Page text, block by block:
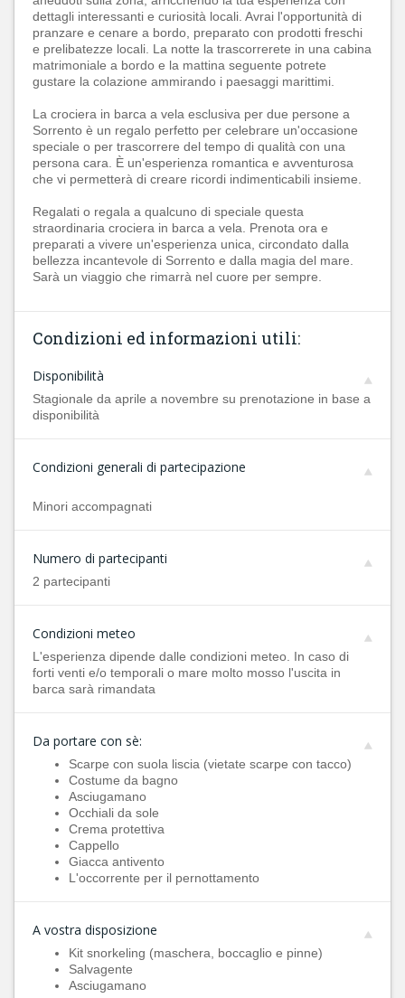
dettagli interessanti e curiosità locali. Avrai l'opportunità di
pranzare e cenare a bordo, preparato con prodotti freschi
e prelibatezze locali. La notte la trascorrerete in una cabina
matrimoniale a bordo e la mattina seguente potrete
gustare la colazione ammirando i paesaggi marittimi.
La crociera in barca a vela esclusiva per due persone a
Sorrento è un regalo perfetto per celebrare un'occasione
speciale o per trascorrere del tempo di qualità con una
persona cara. È un'esperienza romantica e avventurosa
che vi permetterà di creare ricordi indimenticabili insieme.
Regalati o regala a qualcuno di speciale questa
straordinaria crociera in barca a vela. Prenota ora e
preparati a vivere un'esperienza unica, circondato dalla
bellezza incantevole di Sorrento e dalla magia del mare.
Sarà un viaggio che rimarrà nel cuore per sempre.
Condizioni ed informazioni utili:
Disponibilità
Stagionale da aprile a novembre su prenotazione in base a
disponibilità
Condizioni generali di partecipazione
Minori accompagnati
Numero di partecipanti
2 partecipanti
Condizioni meteo
L'esperienza dipende dalle condizioni meteo. In caso di
forti venti e/o temporali o mare molto mosso l'uscita in
barca sarà rimandata
Da portare con sè:
Scarpe con suola liscia (vietate scarpe con tacco)
Costume da bagno
Asciugamano
Occhiali da sole
Crema protettiva
Cappello
Giacca antivento
L'occorrente per il pernottamento
A vostra disposizione
Kit snorkeling (maschera, boccaglio e pinne)
Salvagente
Asciugamano